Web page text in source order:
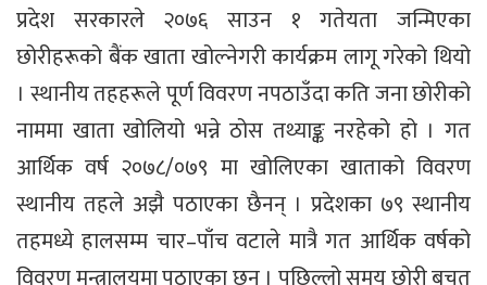
प्रदेश सरकारले २०७६ साउन १ गतेयता जन्मिएका
छोरीहरूको बैंक खाता खोल्नेगरी कार्यक्रम लागू गरेको थियो
। स्थानीय तहहरूले पूर्ण विवरण नपठाउँदा कति जना छोरीको
नाममा खाता खोलियो भन्ने ठोस तथ्याङ्क नरहेको हो । गत
आर्थिक वर्ष २०७८/०७९ मा खोलिएका खाताको विवरण
स्थानीय तहले अझै पठाएका छैनन् । प्रदेशका ७९ स्थानीय
तहमध्ये हालसम्म चार–पाँच वटाले मात्रै गत आर्थिक वर्षको